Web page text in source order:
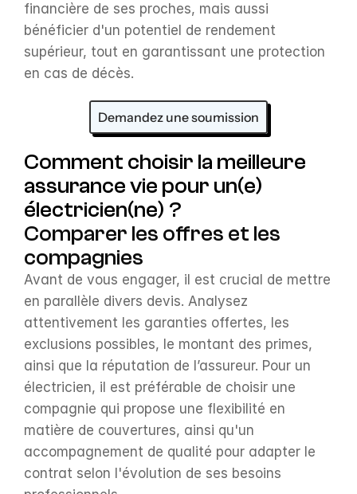
financière de ses proches, mais aussi
bénéficier d'un potentiel de rendement
supérieur, tout en garantissant une protection
en cas de décès.
Demandez une soumission
Comment choisir la meilleure
assurance vie pour un(e)
électricien(ne) ?
Comparer les offres et les
compagnies
Avant de vous engager, il est crucial de mettre
en parallèle divers devis. Analysez
attentivement les garanties offertes, les
exclusions possibles, le montant des primes,
ainsi que la réputation de l’assureur. Pour un
électricien, il est préférable de choisir une
compagnie qui propose une flexibilité en
matière de couvertures, ainsi qu'un
accompagnement de qualité pour adapter le
contrat selon l'évolution de ses besoins